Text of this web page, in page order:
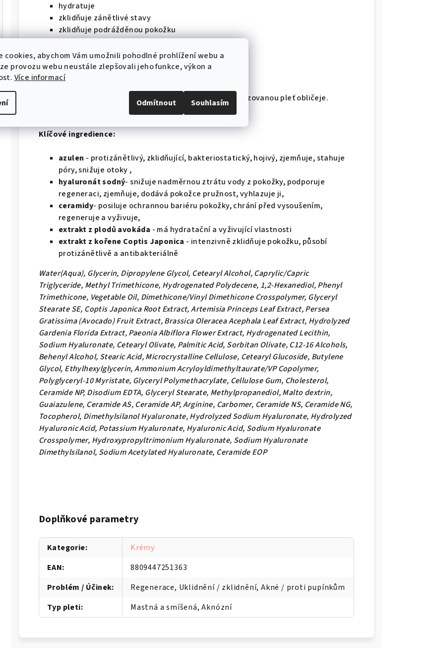
cookies, abychom Vám umožnili pohodlné prohlížení webu a
provozu webu neustále zlepšovali jeho funkce, výkon a
Více informací
Odmítnout Souhlasím
hydratuje
zklidňuje zánětlivé stavy
zklidňuje podrážděnou pokožku
Veganský produkt
Made in Jižní Korea
použití:
Naneste přiměřené množství krému na vyčištěnou a tonizovanou pleť obličeje.
Klíčové ingredience:
azulen - protizánětlivý, zklidňující, bakteriostatický, hojivý, zjemňuje, stahuje
póry, snižuje otoky ,
hyaluronát sodný- snižuje nadměrnou ztrátu vody z pokožky, podporuje
regeneraci, zjemňuje, dodává pokožce pružnost, vyhlazuje ji,
ceramidy- posiluje ochrannou bariéru pokožky, chrání před vysoušením,
regeneruje a vyživuje,
extrakt z plodů avokáda - má hydratační a vyživující vlastnosti
extrakt z kořene Coptis Japonica - intenzivně zklidňuje pokožku, působí
protizánětlivě a antibakteriálně
Water(Aqua), Glycerin, Dipropylene Glycol, Cetearyl Alcohol, Caprylic/Capric
Triglyceride, Methyl Trimethicone, Hydrogenated Polydecene, 1,2-Hexanediol, Phenyl
Trimethicone, Vegetable Oil, Dimethicone/Vinyl Dimethicone Crosspolymer, Glyceryl
Stearate SE, Coptis Japonica Root Extract, Artemisia Princeps Leaf Extract, Persea
Gratissima (Avocado) Fruit Extract, Brassica Oleracea Acephala Leaf Extract, Hydrolyzed
Gardenia Florida Extract, Paeonia Albiflora Flower Extract, Hydrogenated Lecithin,
Sodium Hyaluronate, Cetearyl Olivate, Palmitic Acid, Sorbitan Olivate, C12-16 Alcohols,
Behenyl Alcohol, Stearic Acid, Microcrystalline Cellulose, Cetearyl Glucoside, Butylene
Glycol, Ethylhexylglycerin, Ammonium Acryloyldimethyltaurate/VP Copolymer,
Polyglyceryl-10 Myristate, Glyceryl Polymethacrylate, Cellulose Gum, Cholesterol,
Ceramide NP, Disodium EDTA, Glyceryl Stearate, Methylpropanediol, Malto dextrin,
Guaiazulene, Ceramide AS, Ceramide AP, Arginine, Carbomer, Ceramide NS, Ceramide NG,
Tocopherol, Dimethylsilanol Hyaluronate, Hydrolyzed Sodium Hyaluronate, Hydrolyzed
Hyaluronic Acid, Potassium Hyaluronate, Hyaluronic Acid, Sodium Hyaluronate
Crosspolymer, Hydroxypropyltrimonium Hyaluronate, Sodium Hyaluronate
Dimethylsilanol, Sodium Acetylated Hyaluronate, Ceramide EOP
Doplňkové parametry
Kategorie:
Krémy
EAN:
8809447251363
Problém / Účinek:
Regenerace, Uklidnění / zklidnění, Akné / proti pupínkům
Typ pleti: Mastná a smíšená, Aknózní